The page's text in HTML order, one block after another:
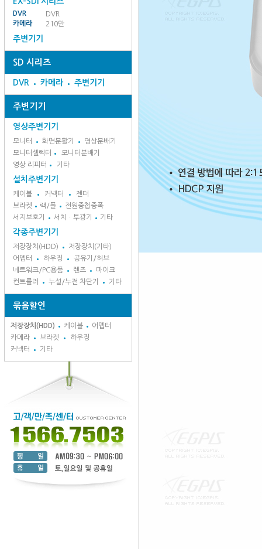
DVR
DVR
카메라
210만
주변기기
SD 시리즈
DVR 카메라 주변기기
주변기기
영상주변기기
모니터 화면분활기
영상분배기
모니터셀렉터
모니터분배기
영상 리피터
기타
설치주변기기
케이블 커넥터
젠더
브라켓
랙/폴
전원중첩증폭
서지보호기
서치ㆍ투광기 기타
각종주변기기
저장장치(HDD)
저장장치(기타)
어뎁터
하우징
공유기/허브
네트워크/PC용품
렌즈
마이크
컨트롤러
누설/누전 차단기 기타
묶음할인
저장장치(HDD) 케이블
어뎁터
카메라
브라켓
하우징
커넥터
기타